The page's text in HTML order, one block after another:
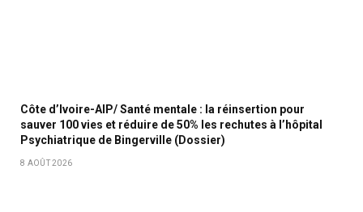
Côte d’Ivoire-AIP/ Santé mentale : la réinsertion pour
sauver 100 vies et réduire de 50% les rechutes à l’hôpital
Psychiatrique de Bingerville (Dossier)
8 AOÛT 2026